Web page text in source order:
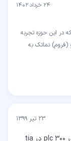
۲۴ خرداد ۱۴۰۲
در این حوزه تجربه
نماتک به
۲۳ تیر ۱۳۹۹
با سلام یه سوال در مورد تایمر ها داشتم در plc 300 در tia